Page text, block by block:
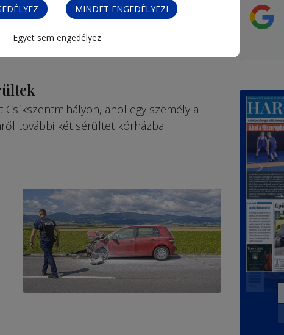
MINDET ENGEDÉLYEZI
Egyet sem engedélyez
ahol egy személy a
további két sérültet kórházba